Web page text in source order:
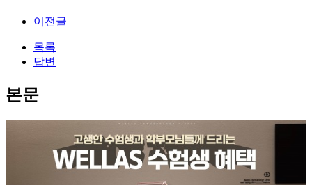
이전글
목록
답변
본문